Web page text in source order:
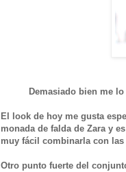
Demasiado bien me
El look de hoy me gusta
monada de falda de Zara y
muy fácil combinarla con
Otro punto fuerte del